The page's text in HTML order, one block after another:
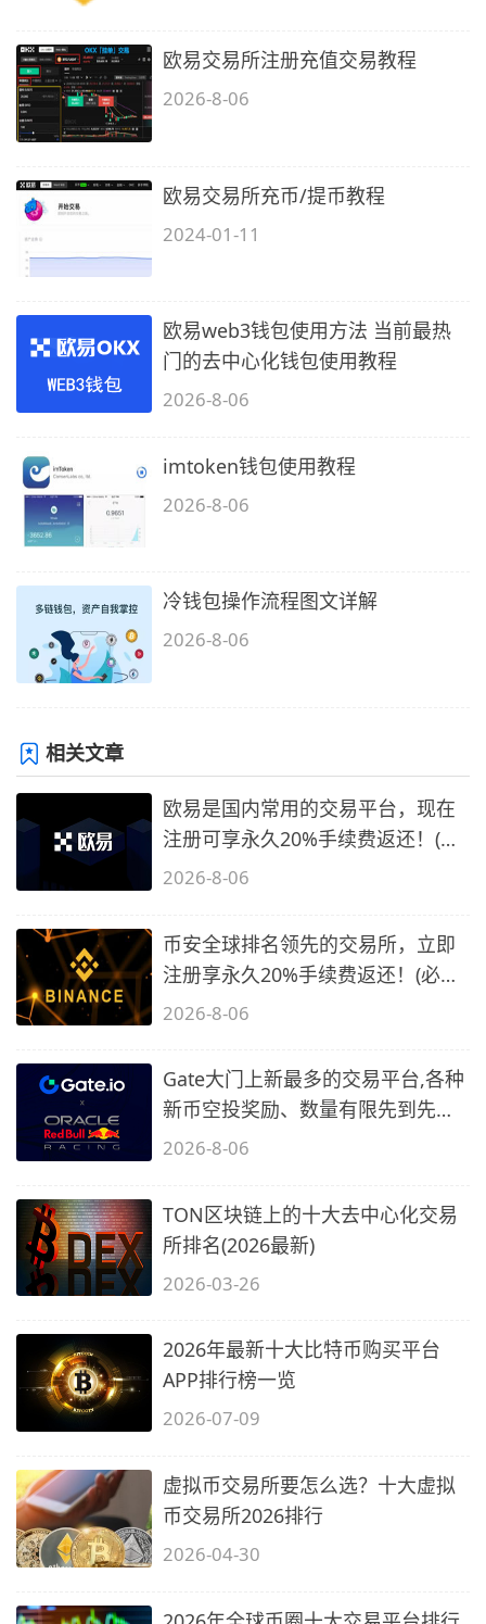
欧易交易所注册充值交易教程
2026-8-06
欧易交易所充币/提币教程
2024-01-11
欧易web3钱包使用方法 当前最热
门的去中心化钱包使用教程
2026-8-06
imtoken钱包使用教程
2026-8-06
冷钱包操作流程图文详解
2026-8-06
相关文章
欧易是国内常用的交易平台，现在
注册可享永久20%手续费返还！(必
备1)
2026-8-06
币安全球排名领先的交易所，立即
注册享永久20%手续费返还！(必备
2)
2026-8-06
Gate大门上新最多的交易平台,各种
新币空投奖励、数量有限先到先
得…
2026-8-06
TON区块链上的十大去中心化交易
所排名(2026最新)
2026-03-26
2026年最新十大比特币购买平台
APP排行榜一览
2026-07-09
虚拟币交易所要怎么选？十大虚拟
币交易所2026排行
2026-04-30